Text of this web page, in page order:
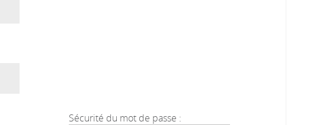
Sécurité du mot de passe :